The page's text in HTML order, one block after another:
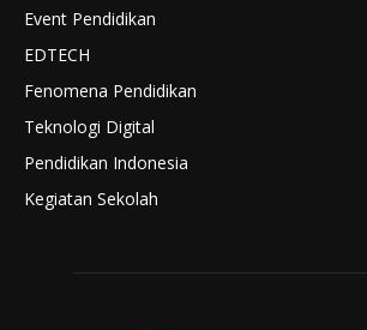
Event Pendidikan
EDTECH
Fenomena Pendidikan
Teknologi Digital
Pendidikan Indonesia
Kegiatan Sekolah